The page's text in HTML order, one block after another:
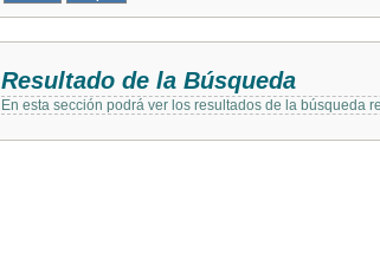
Resultado de la Búsqueda
En esta sección podrá ver los resultados de la búsqueda